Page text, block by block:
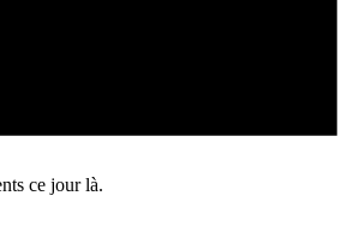
ce jour là.